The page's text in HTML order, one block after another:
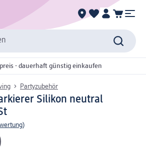
- dauerhaft günstig einkaufen
Partyzubehör
Silikon neutral
)